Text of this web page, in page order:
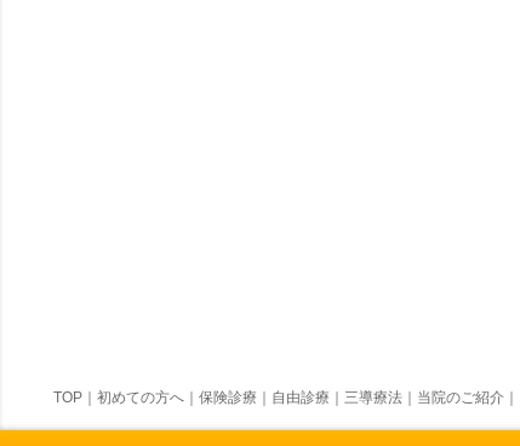
TOP 初めての方へ 保険診療 自由診療 三導療法 当院のご紹介